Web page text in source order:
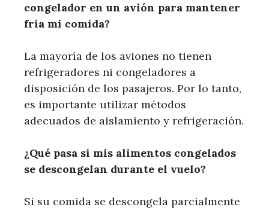
congelador en un avión para mantener
fría mi comida?
La mayoría de los aviones no tienen
refrigeradores ni congeladores a
disposición de los pasajeros. Por lo tanto,
es importante utilizar métodos
adecuados de aislamiento y refrigeración.
¿Qué pasa si mis alimentos congelados
se descongelan durante el vuelo?
Si su comida se descongela parcialmente